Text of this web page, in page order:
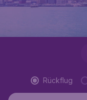
Rückflug